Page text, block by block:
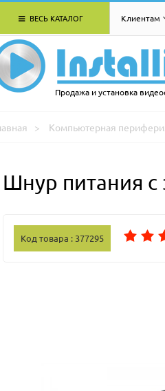
ВЕСЬ КАТАЛОГ Клиентам
Продажа и установка
Компьютерная
Шнур питания с
Код товара : 377295